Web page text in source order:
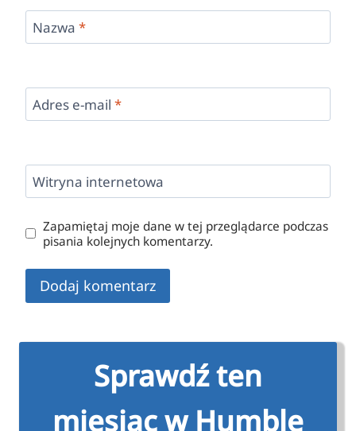
Nazwa *
Adres e-mail *
Witryna internetowa
Zapamiętaj moje dane w tej przeglądarce podczas
pisania kolejnych komentarzy.
Sprawdź ten
miesiąc w Humble